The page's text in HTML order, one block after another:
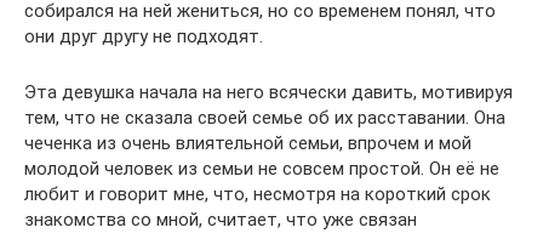
собирался на ней жениться, но со временем понял, что
они друг другу не подходят.
Эта девушка начала на него всячески давить, мотивируя
тем, что не сказала своей семье об их расставании. Она
чеченка из очень влиятельной семьи, впрочем и мой
молодой человек из семьи не совсем простой. Он её не
любит и говорит мне, что, несмотря на короткий срок
знакомства со мной, считает, что уже связан